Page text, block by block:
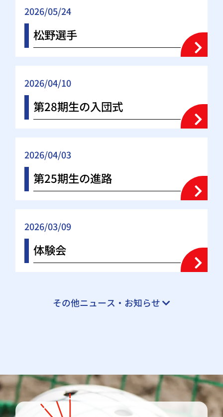
2026/05/24
松野選手
2026/04/10
第28期生の入団式
2026/04/03
第25期生の進路
2026/03/09
体験会
その他ニュース・お知らせ